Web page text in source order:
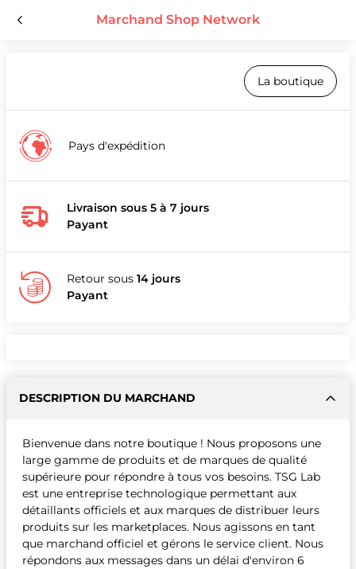
Marchand Shop Network
La boutique
Pays d'expédition
Livraison sous 5 à 7 jours
Payant
Retour sous 14 jours
Payant
DESCRIPTION DU MARCHAND
Bienvenue dans notre boutique ! Nous proposons une
large gamme de produits et de marques de qualité
supérieure pour répondre à tous vos besoins. TSG Lab
est une entreprise technologique permettant aux
détaillants officiels et aux marques de distribuer leurs
produits sur les marketplaces. Nous agissons en tant
que marchand officiel et gérons le service client. Nous
répondons aux messages dans un délai d'environ 6